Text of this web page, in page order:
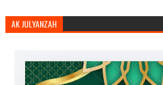
AK JULYANZAH